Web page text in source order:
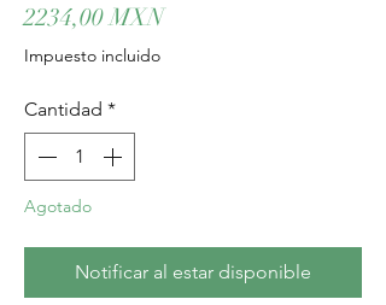
2234,00 MXNPrecio
Impuesto incluido
Cantidad *
Agotado
Notificar al estar disponible